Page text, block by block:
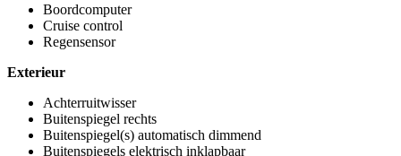
Boordcomputer
Cruise control
Regensensor
Exterieur
Achterruitwisser
Buitenspiegel rechts
Buitenspiegel(s) automatisch dimmend
Buitenspiegels elektrisch inklapbaar